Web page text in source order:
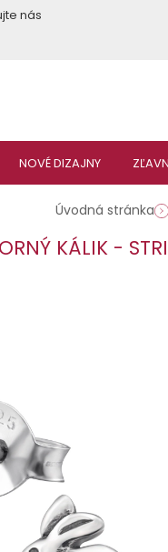
nás
Úvodná stránka
KÁLIK -